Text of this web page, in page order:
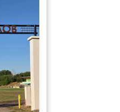
"Мизия" /
ще